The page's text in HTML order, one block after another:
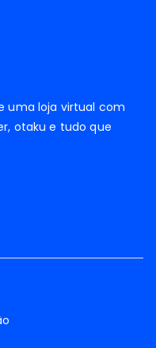
uma loja virtual com
otaku e tudo que